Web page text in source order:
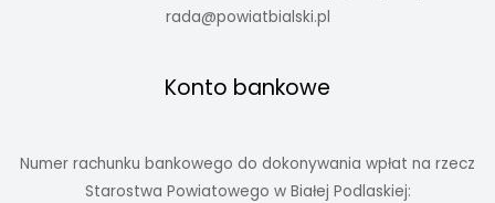
rada@powiatbialski.pl
Konto bankowe
Numer rachunku bankowego do dokonywania wpłat na rzecz
Starostwa Powiatowego w Białej Podlaskiej: